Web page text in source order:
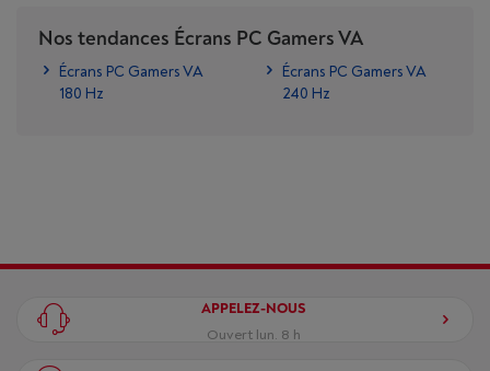
Nos tendances Écrans PC Gamers VA
Écrans PC Gamers VA
180 Hz
Écrans PC Gamers VA
240 Hz
APPELEZ-NOUS
Ouvert lun. 8 h